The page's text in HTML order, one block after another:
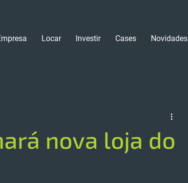
Locar Investir Cases Novidades
nova loja do